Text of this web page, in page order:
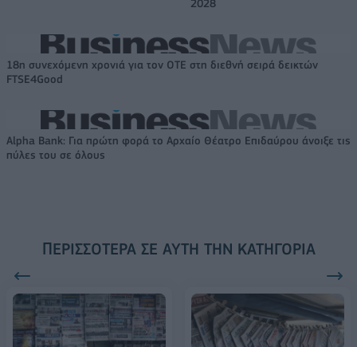
2028
18η συνεχόμενη χρονιά για τον ΟΤΕ στη διεθνή σειρά δεικτών
FTSE4Good
Alpha Bank: Για πρώτη φορά το Αρχαίο Θέατρο Επιδαύρου άνοιξε τις
πύλες του σε όλους
ΠΕΡΙΣΣΌΤΕΡΑ ΣΕ ΑΥΤΉ ΤΗΝ ΚΑΤΗΓΟΡΊΑ